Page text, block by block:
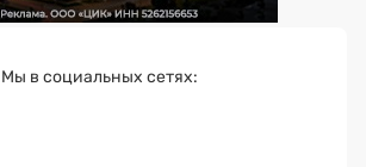
Мы в социальных сетях: